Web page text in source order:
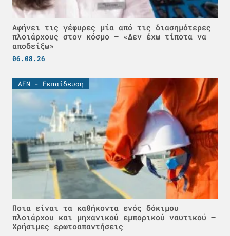
Αφήνει τις γέφυρες μία από τις διασημότερες
πλοιάρχους στον κόσμο – «Δεν έχω τίποτα να
αποδείξω»
06.08.26
ΑΕΝ - Εκπαίδευση
Ποια είναι τα καθήκοντα ενός δόκιμου
πλοιάρχου και μηχανικού εμπορικού ναυτικού –
Χρήσιμες ερωτοαπαντήσεις